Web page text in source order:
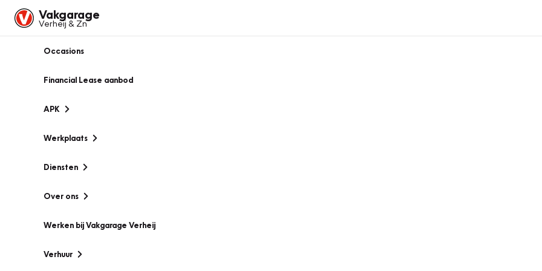
Vakgarage
Verheij & Zn
Occasions
Financial Lease aanbod
APK
Werkplaats
Diensten
Over ons
Werken bij Vakgarage Verheij
Verhuur